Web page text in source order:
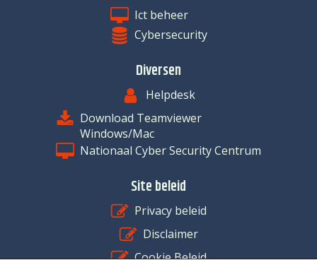
Ict beheer
Cybersecurity
Diversen
Helpdesk
Download Teamviewer
Windows/Mac
Nationaal Cyber Security Centrum
Site beleid
Privacy beleid
Disclaimer